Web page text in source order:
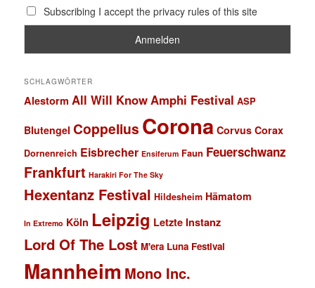
Subscribing I accept the privacy rules of this site
SCHLAGWÖRTER
Alestorm All Will KnowAmphi Festival ASP
Blutengel Coppelius Corona Corvus Corax
Dornenreich Eisbrecher Ensiferum Faun Feuerschwanz
Frankfurt Harakiri For The Sky
Hexentanz Festival Hildesheim Hämatom
In Extremo Köln Leipzig Letzte Instanz
Lord Of The Lost M'era Luna Festival
Mannheim Mono Inc.